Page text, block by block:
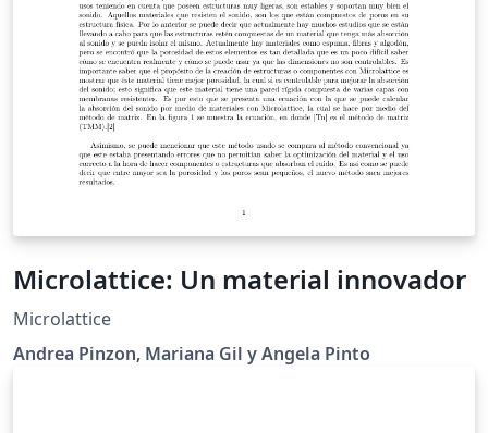
Microlattice: Un material innovador
Microlattice
Andrea Pinzon, Mariana Gil y Angela Pinto